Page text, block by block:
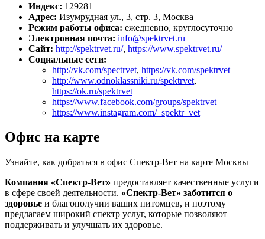
Индекс: 129281
Адрес: Изумрудная ул., 3, стр. 3, Москва
Режим работы офиса: ежедневно, круглосуточно
Электронная почта: info@spektrvet.ru
Сайт: http://spektrvet.ru/, https://www.spektrvet.ru/
Социальные сети:
http://vk.com/spectrvet, https://vk.com/spektrvet
http://www.odnoklassniki.ru/spektrvet,
https://ok.ru/spektrvet
https://www.facebook.com/groups/spektrvet
https://www.instagram.com/_spektr_vet
Офис на карте
Узнайте, как добраться в офис Спектр-Вет на карте Москвы
Компания «Спектр-Вет» предоставляет качественные услуги
в сфере своей деятельности. «Спектр-Вет» заботится о
здоровье и благополучии ваших питомцев, и поэтому
предлагаем широкий спектр услуг, которые позволяют
поддерживать и улучшать их здоровье.